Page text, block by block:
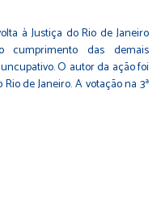
à Justiça do Rio de Janeiro
das demais
O autor da ação foi
de Janeiro. A votação na 3ª